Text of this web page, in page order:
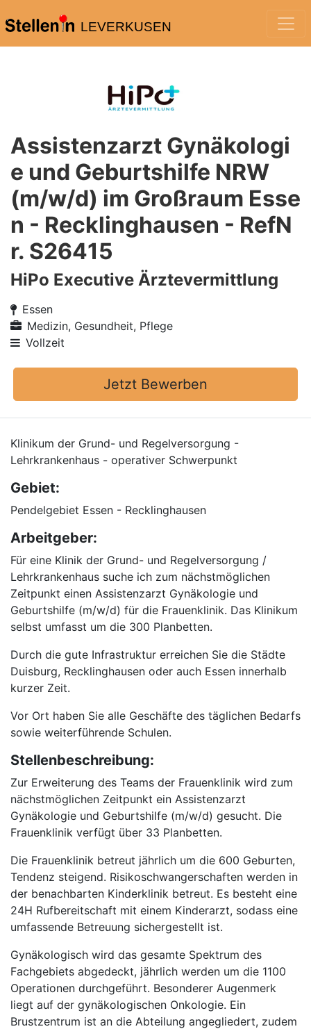
LEVERKUSEN
Assistenzarzt Gynäkologi
e und Geburtshilfe NRW
(m/w/d) im Großraum Esse
n - Recklinghausen - RefN
r. S26415
HiPo Executive Ärztevermittlung
Essen
Medizin, Gesundheit, Pflege
Vollzeit
Jetzt Bewerben
Klinikum der Grund- und Regelversorgung -
Lehrkrankenhaus - operativer Schwerpunkt
Gebiet:
Pendelgebiet Essen - Recklinghausen
Arbeitgeber:
Für eine Klinik der Grund- und Regelversorgung /
Lehrkrankenhaus suche ich zum nächstmöglichen
Zeitpunkt einen Assistenzarzt Gynäkologie und
Geburtshilfe (m/w/d) für die Frauenklinik. Das Klinikum
selbst umfasst um die 300 Planbetten.
Durch die gute Infrastruktur erreichen Sie die Städte
Duisburg, Recklinghausen oder auch Essen innerhalb
kurzer Zeit.
Vor Ort haben Sie alle Geschäfte des täglichen Bedarfs
sowie weiterführende Schulen.
Stellenbeschreibung:
Zur Erweiterung des Teams der Frauenklinik wird zum
nächstmöglichen Zeitpunkt ein Assistenzarzt
Gynäkologie und Geburtshilfe (m/w/d) gesucht. Die
Frauenklinik verfügt über 33 Planbetten.
Die Frauenklinik betreut jährlich um die 600 Geburten,
Tendenz steigend. Risikoschwangerschaften werden in
der benachbarten Kinderklinik betreut. Es besteht eine
24H Rufbereitschaft mit einem Kinderarzt, sodass eine
umfassende Betreuung sichergestellt ist.
Gynäkologisch wird das gesamte Spektrum des
Fachgebiets abgedeckt, jährlich werden um die 1100
Operationen durchgeführt. Besonderer Augenmerk
liegt auf der gynäkologischen Onkologie. Ein
Brustzentrum ist an die Abteilung angegliedert, zudem